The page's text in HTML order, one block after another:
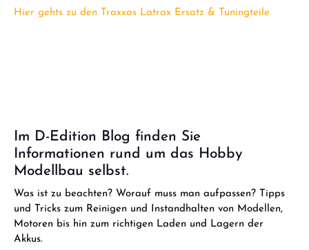
Hier gehts zu den Traxxas Latrax Ersatz & Tuningteile
Im D-Edition Blog finden Sie
Informationen rund um das Hobby
Modellbau selbst.
Was ist zu beachten? Worauf muss man aufpassen? Tipps
und Tricks zum Reinigen und Instandhalten von Modellen,
Motoren bis hin zum richtigen Laden und Lagern der
Akkus.